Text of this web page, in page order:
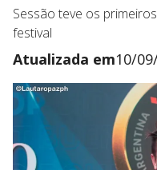
Sessão teve os
festival
Atualizada em10/